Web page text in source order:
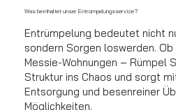
Was beinhaltet unser Entrümpelungsservice?
Entrümpelung bedeutet nicht
sondern Sorgen loswerden.
Messie-Wohnungen – Rümpel
Struktur ins Chaos und sorgt
Entsorgung und besenreiner
Möglichkeiten.